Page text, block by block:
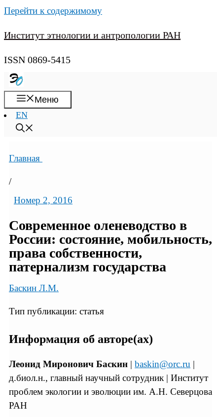
Перейти к содержимому
Институт этнологии и антропологии РАН
ISSN 0869-5415
Меню
EN
Главная
/
Номер 2, 2016
Современное оленеводство в
России: состояние, мобильность,
права собcтвенности,
патернализм государства
Баскин Л.М.
Тип публикации: статья
Информация об авторе(ах)
Леонид Миронович Баскин | baskin@orc.ru |
д.биол.н., главный научный сотрудник | Институт
проблем экологии и эволюции им. А.Н. Северцова
РАН